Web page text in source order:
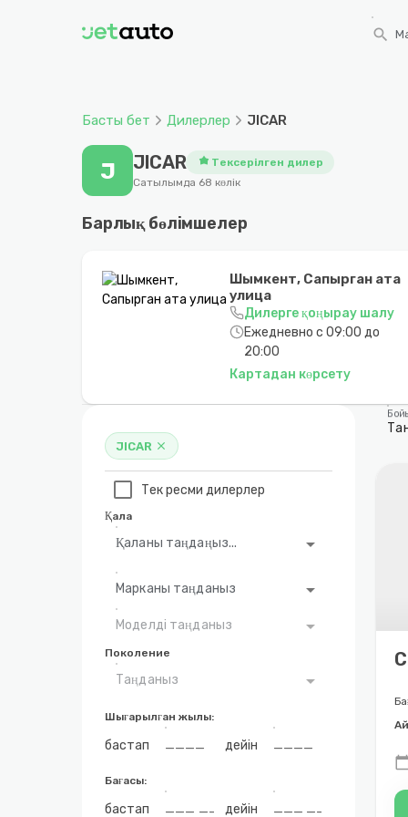
search
Басты бет Дилерлер JICAR
J JICAR
Тексерілген дилер
Сатылымда 68 көлік
Барлық бөлімшелер
Шымкент, Сапырган ата
улица
Дилерге қоңырау шалу
Ежедневно с 09:00 до
20:00
Картадан көрсету
JICAR close
Тек ресми дилерлер
Қала
Қаланы таңдаңыз... arrow_drop_down
Марканы таңданыз arrow_drop_down
Моделді таңданыз arrow_drop_down
Поколение
Таңданыз arrow_drop_down
Шығарылған жылы:
бастап дейін
Бағасы:
бастап дейін